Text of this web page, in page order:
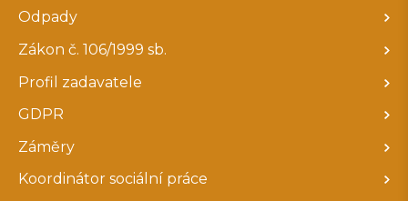
Odpady
Zákon č. 106/1999 sb.
Profil zadavatele
GDPR
Záměry
Koordinátor sociální práce